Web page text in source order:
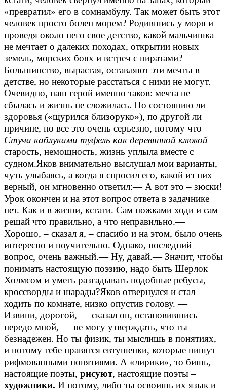
«превратил» его в сомнамбулу. Так может быть этот
человек просто болен морем? Родившись у моря и
проведя около него свое детство, какой мальчишка
не мечтает о далеких походах, открытии новых
земель, морских боях и встреч с пиратами?
Большинство, вырастая, оставляют эти мечты в
детстве, но некоторые расстаться с ними не могут.
Очевидно, наш герой именно таков: мечта не
сбылась и жизнь не сложилась. По состоянию ли
здоровья («щурился близоруко»), по другой ли
причине, но все это очень серьезно, потому что
Стуча каблуками туфель как деревянной клюкой–
старость, немощность, жизнь уплыла вместе с
судном.Яков внимательно выслушал мои варианты,
чуть улыбаясь, а когда я спросил его, какой из них
верный, он мгновенно ответил:— А вот это – зюски!
Урок окончен и на этот вопрос ответа в задачнике
нет. Как и в жизни, кстати. Сам ножками ходи и сам
решай что правильно, а что неправильно.—
Хорошо, – сказал я, – спасибо и на этом, было очень
интересно и поучительно. Однако, последний
вопрос, очень важный.— Ну, давай.— Значит, чтобы
понимать настоящую поэзию, надо быть Шерлок
Холмсом и уметь разгадывать подобные ребусы,
кроссворды и шарады?Яков отвернулся и стал
ходить по комнате, низко опустив голову.—
Извини, дорогой, — сказал он, остановившись
передо мной, — не могу утверждать, что ты
безнадежен. Но ты физик, ты мыслишь в понятиях,
и потому тебе нравятся евтушенки, которые пишут
рифмованными понятиями. А «лирики», то бишь,
настоящие поэты, рисуют, настоящие поэты –
художники. И потому, либо ты освоишь их язык и